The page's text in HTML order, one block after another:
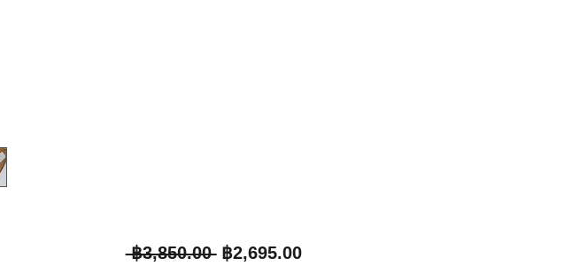
฿3,850.00 Regular
฿2,695.00Sale